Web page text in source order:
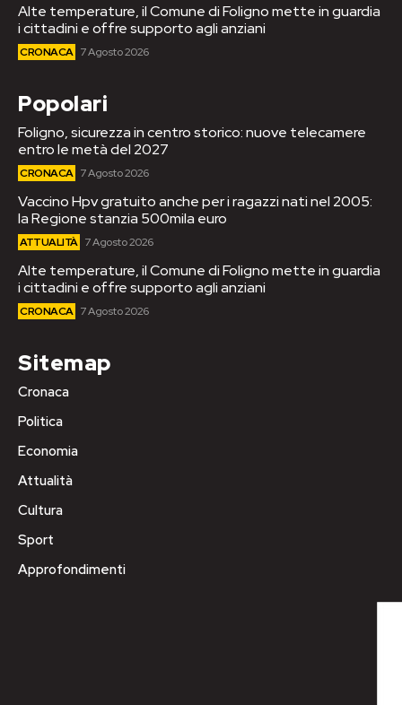
Alte temperature, il Comune di Foligno mette in guardia
i cittadini e offre supporto agli anziani
CRONACA 7 Agosto 2026
Popolari
Foligno, sicurezza in centro storico: nuove telecamere
entro le metà del 2027
CRONACA 7 Agosto 2026
Vaccino Hpv gratuito anche per i ragazzi nati nel 2005:
la Regione stanzia 500mila euro
ATTUALITÀ 7 Agosto 2026
Alte temperature, il Comune di Foligno mette in guardia
i cittadini e offre supporto agli anziani
CRONACA 7 Agosto 2026
Sitemap
Cronaca
Politica
Economia
Attualità
Cultura
Sport
Approfondimenti